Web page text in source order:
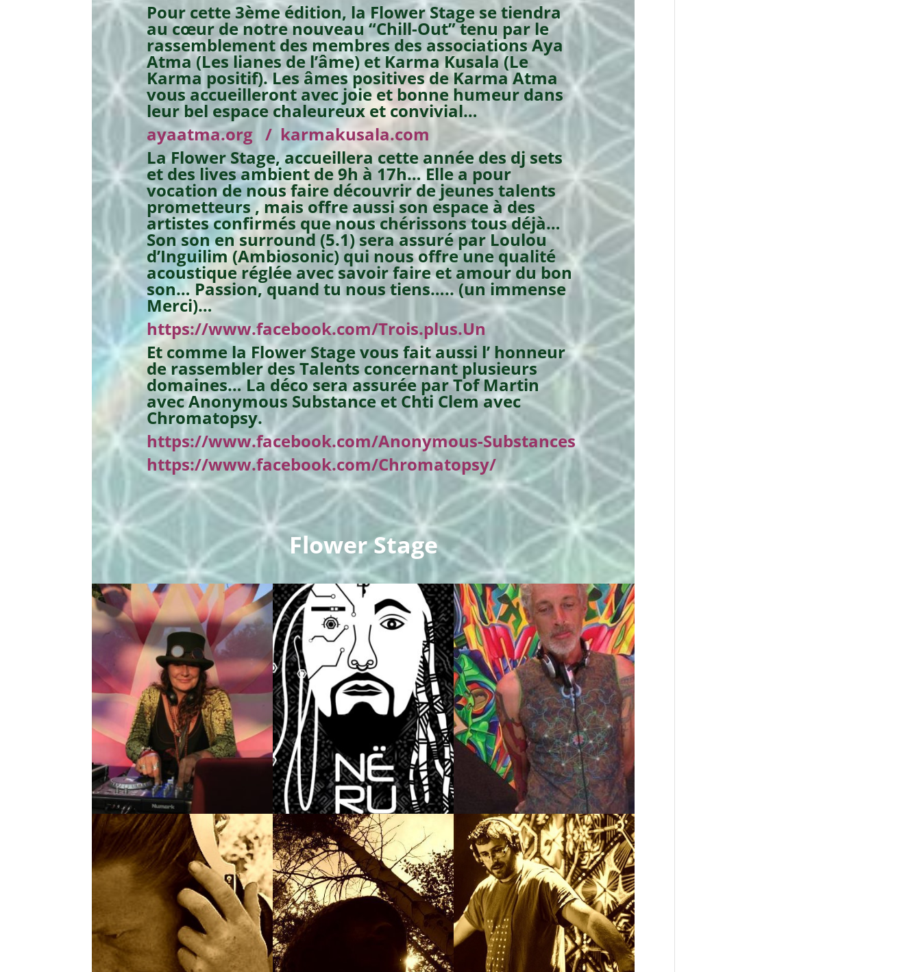
Pour cette 3ème édition, la Flower Stage se tiendra
au cœur de notre nouveau “Chill-Out” tenu par le
rassemblement des membres des associations Aya
Atma (Les lianes de l’âme) et Karma Kusala (Le
Karma positif). Les âmes positives de Karma Atma
vous accueilleront avec joie et bonne humeur dans
leur bel espace chaleureux et convivial…
ayaatma.org/ karmakusala.com
La Flower Stage, accueillera cette année des dj sets
et des lives ambient de 9h à 17h… Elle a pour
vocation de nous faire découvrir de jeunes talents
prometteurs , mais offre aussi son espace à des
artistes confirmés que nous chérissons tous déjà…
Son son en surround (5.1) sera assuré par Loulou
d’Inguilim (Ambiosonic) qui nous offre une qualité
acoustique réglée avec savoir faire et amour du bon
son… Passion, quand tu nous tiens….. (un immense
Merci)…
https://www.facebook.com/Trois.plus.Un
Et comme la Flower Stage vous fait aussi l’ honneur
de rassembler des Talents concernant plusieurs
domaines… La déco sera assurée par Tof Martin
avec Anonymous Substance et Chti Clem avec
Chromatopsy.
https://www.facebook.com/Anonymous-Substances
https://www.facebook.com/Chromatopsy/
Flower Stage